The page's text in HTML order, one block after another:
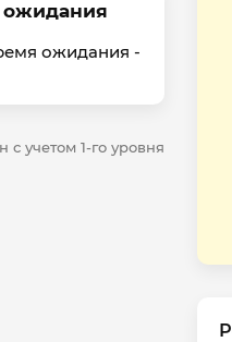
ожидания -
с учетом 1-го уровня